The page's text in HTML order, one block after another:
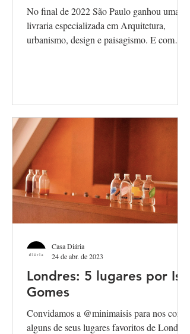
No final de 2022 São Paulo ganhou uma
livraria especializada em Arquitetura,
urbanismo, design e paisagismo. E com
Londres: 5 lugares por Isis
Gomes
Convidamos a @minimaisis para nos contar
alguns de seus lugares favoritos de Londres,
Casa Diária
24 de abr. de 2023